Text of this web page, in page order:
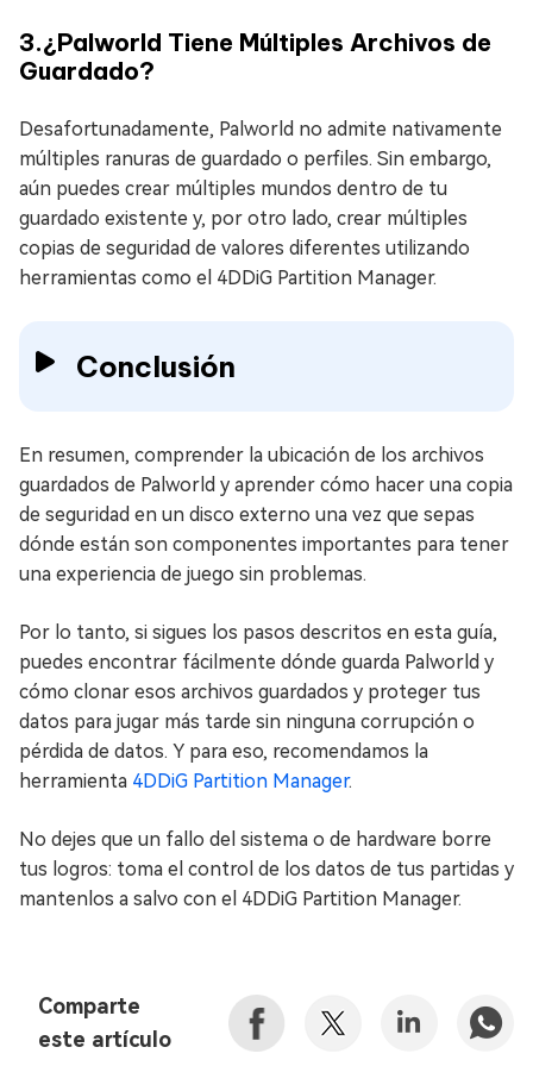
3.¿Palworld Tiene Múltiples Archivos de
Guardado?
Desafortunadamente, Palworld no admite nativamente
múltiples ranuras de guardado o perfiles. Sin embargo,
aún puedes crear múltiples mundos dentro de tu
guardado existente y, por otro lado, crear múltiples
copias de seguridad de valores diferentes utilizando
herramientas como el 4DDiG Partition Manager.
Conclusión
En resumen, comprender la ubicación de los archivos
guardados de Palworld y aprender cómo hacer una copia
de seguridad en un disco externo una vez que sepas
dónde están son componentes importantes para tener
una experiencia de juego sin problemas.
Por lo tanto, si sigues los pasos descritos en esta guía,
puedes encontrar fácilmente dónde guarda Palworld y
cómo clonar esos archivos guardados y proteger tus
datos para jugar más tarde sin ninguna corrupción o
pérdida de datos. Y para eso, recomendamos la
herramienta 4DDiG Partition Manager.
No dejes que un fallo del sistema o de hardware borre
tus logros: toma el control de los datos de tus partidas y
mantenlos a salvo con el 4DDiG Partition Manager.
Comparte
este artículo